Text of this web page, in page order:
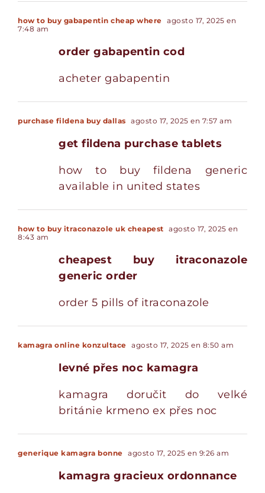
how to buy gabapentin cheap where agosto 17, 2025 en
7:48 am
order gabapentin cod
acheter gabapentin
purchase fildena buy dallas agosto 17, 2025 en 7:57 am
get fildena purchase tablets
how to buy fildena generic
available in united states
how to buy itraconazole uk cheapest agosto 17, 2025 en
8:43 am
cheapest buy itraconazole
generic order
order 5 pills of itraconazole
kamagra online konzultace agosto 17, 2025 en 8:50 am
levné přes noc kamagra
kamagra doručit do velké
británie krmeno ex přes noc
generique kamagra bonne agosto 17, 2025 en 9:26 am
kamagra gracieux ordonnance